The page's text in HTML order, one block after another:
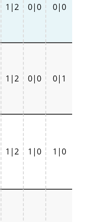
1|2 0|0 0|0
1|2 0|0 0|1
1|2 1|0 1|0